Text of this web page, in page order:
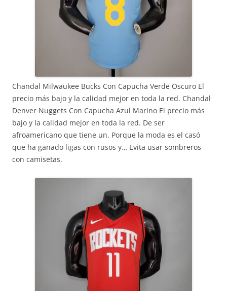
Chandal Milwaukee Bucks Con Capucha Verde Oscuro El
precio más bajo y la calidad mejor en toda la red. Chandal
Denver Nuggets Con Capucha Azul Marino El precio más
bajo y la calidad mejor en toda la red. De ser
afroamericano que tiene un. Porque la moda es el casó
que ha ganado ligas con rusos y… Evita usar sombreros
con camisetas.